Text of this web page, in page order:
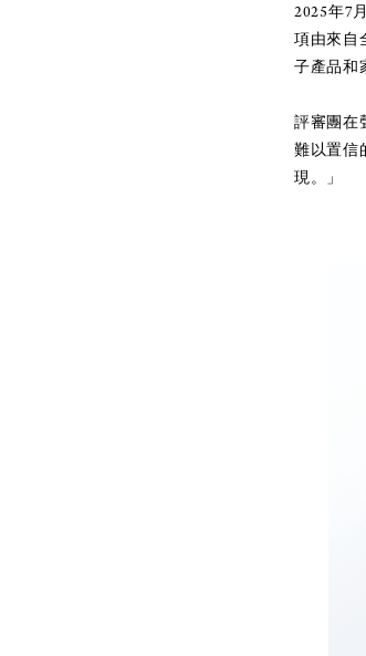
2025年7
項由來自
子產品和
評審團在
難以置信
現。」